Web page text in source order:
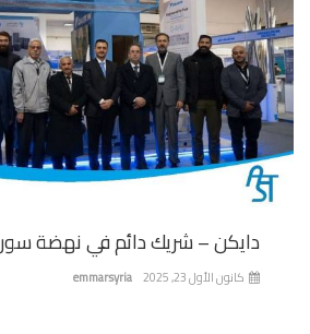
دايكن – شريك دائم في نهضة سوريا...
emmarsyria كانون الأول 23, 2025